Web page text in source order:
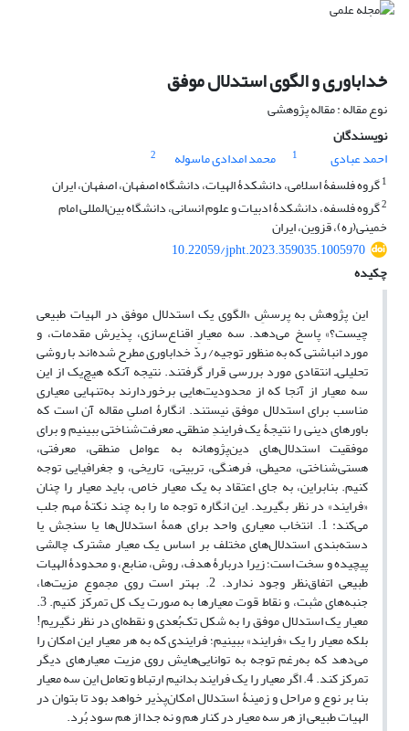
خداباوری و الگوی استدلال موفق
نوع مقاله : مقاله پژوهشی
نویسندگان
احمد عبادی
1 محمد امدادی ماسوله
2
1گروه فلسفۀ اسلامی، دانشکدۀ الهیات، دانشگاه اصفهان، اصفهان، ایران
2گروه فلسفه، دانشکدۀ ادبیات و علوم انسانی، دانشگاه بین‌المللی امام
خمینی(ره)، قزوین، ایران
10.22059/jpht.2023.359035.1005970
چکیده
این پژوهش به پرسشِ «الگوی یک استدلال موفق در الهیات طبیعی
چیست؟» پاسخ می‌دهد. سه معیارِ اقناع‌سازی، پذیرش مقدمات، و
مورد انباشتی که به منظور توجیه/ ردّ خداباوری مطرح شده‌اند با روشی
تحلیلی‌ـ انتقادی مورد بررسی قرار گرفتند. نتیجه آنکه هیچ‌یک از این
سه معیار از آنجا که از محدودیت‌هایی برخوردارند به‌تنهایی معیاری
مناسب برای استدلال موفق نیستند. انگارۀ اصلیِ مقاله آن است که
باورهای دینی را نتیجۀ یک فرایندِ منطقی‌ـ معرفت‌شناختی ببینیم و برای
موفقیت استدلال‌های دین‌پژوهانه به عوامل منطقی، معرفتی،
هستی‌شناختی، محیطی، فرهنگی، تربیتی، تاریخی، و جغرافیایی توجه
کنیم. بنابراین، به جای اعتقاد به یک معیار خاص، باید معیار را چنان
«فرایند» در نظر بگیرید. این انگاره توجه ما را به چند نکتۀ مهم جلب
می‌کند: 1. انتخاب معیاری واحد برای همۀ استدلال‌ها یا سنجش یا
دسته‌بندی استدلال‌های مختلف بر اساس یک معیار مشترک چالشی
پیچیده و سخت است؛ زیرا دربارۀ هدف، روش، منابع، و محدودۀ الهیات
طبیعی اتفاق‌نظر وجود ندارد. 2. بهتر است روی مجموعِ مزیت‌ها،
جنبه‌های مثبت، و نقاط قوت معیارها به صورت یک کل تمرکز کنیم. 3.
معیار یک استدلال موفق را به شکل تک‌بُعدی و نقطه‌ای در نظر نگیریم!
بلکه معیار را یک «فرایند» ببینیم؛ فرایندی که به هر معیار این امکان را
می‌دهد که به‌رغم توجه به توانایی‌هایش روی مزیت معیارهای دیگر
تمرکز کند. 4. اگر معیار را یک فرایند بدانیم ارتباط و تعامل این سه معیار
بنا بر نوع و مراحل و زمینۀ استدلال امکان‌پذیر خواهد بود تا بتوان در
الهیات طبیعی از هر سه معیار در کنار هم و نه جدا از هم سود بُرد.